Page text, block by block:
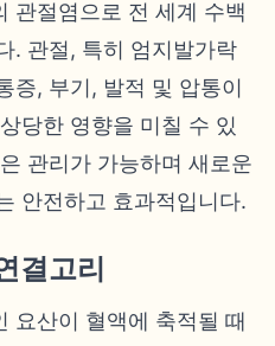
관절염으로 전 세계 수백
. 관절, 특히 엄지발가락
증, 부기, 발적 및 압통이
당한 영향을 미칠 수 있
관리가 가능하며 새로운
안전하고 효과적입니다.
결고리
요산이 혈액에 축적될 때